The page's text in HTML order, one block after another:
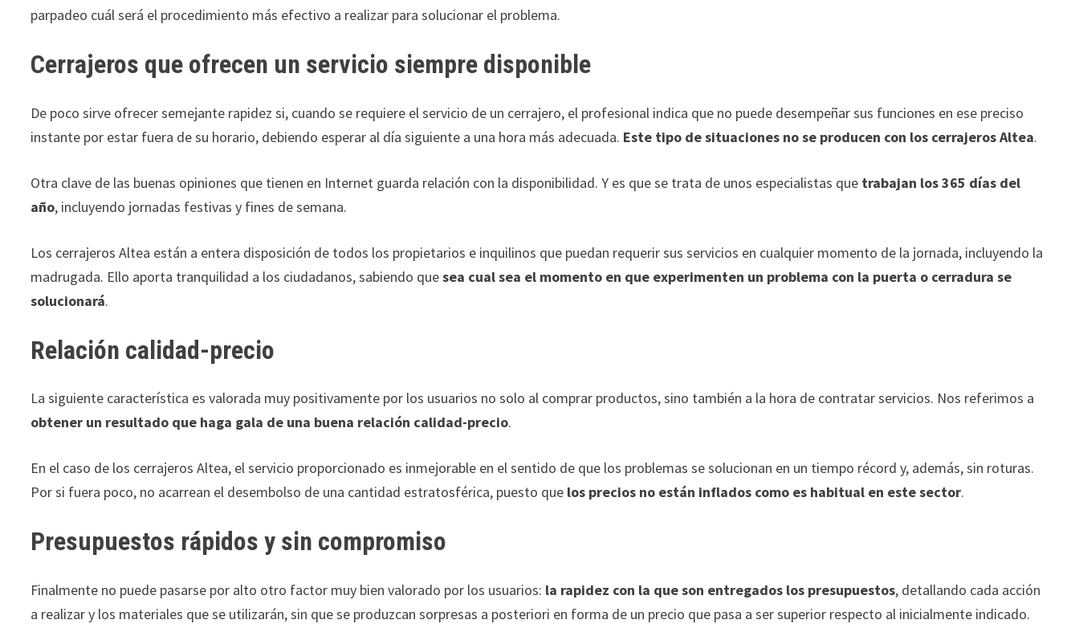
parpadeo cuál será el procedimiento más efectivo a realizar para solucionar el problema.
Cerrajeros que ofrecen un servicio siempre disponible
De poco sirve ofrecer semejante rapidez si, cuando se requiere el servicio de un cerrajero, el profesional indica que no puede desempeñar sus funciones en ese preciso
instante por estar fuera de su horario, debiendo esperar al día siguiente a una hora más adecuada. Este tipo de situaciones no se producen con los cerrajeros Altea.
Otra clave de las buenas opiniones que tienen en Internet guarda relación con la disponibilidad. Y es que se trata de unos especialistas que trabajan los 365 días del
año, incluyendo jornadas festivas y fines de semana.
Los cerrajeros Altea están a entera disposición de todos los propietarios e inquilinos que puedan requerir sus servicios en cualquier momento de la jornada, incluyendo la
madrugada. Ello aporta tranquilidad a los ciudadanos, sabiendo quesea cual sea el momento en que experimenten un problema con la puerta o cerradura se
solucionará.
Relación calidad-precio
La siguiente característica es valorada muy positivamente por los usuarios no solo al comprar productos, sino también a la hora de contratar servicios. Nos referimos a
obtener un resultado que haga gala de una buena relación calidad-precio.
En el caso de los cerrajeros Altea, el servicio proporcionado es inmejorable en el sentido de que los problemas se solucionan en un tiempo récord y, además, sin roturas.
Por si fuera poco, no acarrean el desembolso de una cantidad estratosférica, puesto que los precios no están inflados como es habitual en este sector.
Presupuestos rápidos y sin compromiso
Finalmente no puede pasarse por alto otro factor muy bien valorado por los usuarios: la rapidez con la que son entregados los presupuestos, detallando cada acción
a realizar y los materiales que se utilizarán, sin que se produzcan sorpresas a posteriori en forma de un precio que pasa a ser superior respecto al inicialmente indicado.